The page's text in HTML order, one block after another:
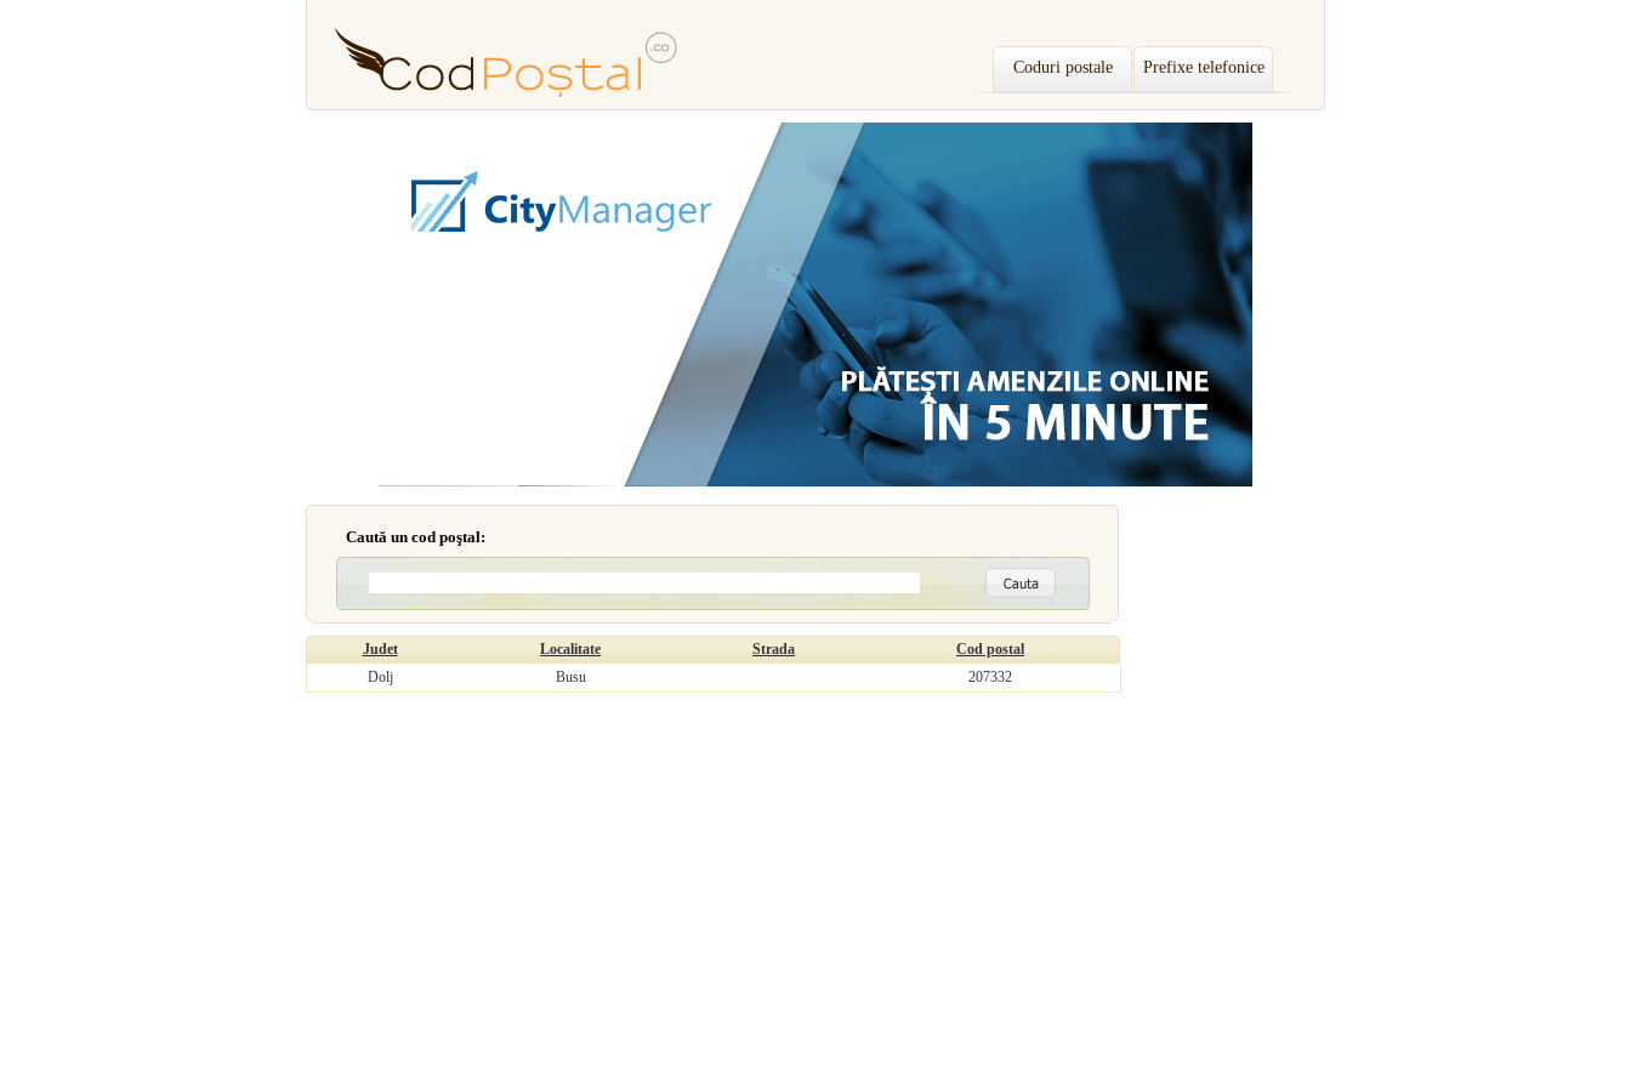
Coduri postale Prefixe telefonice
Caută un cod poştal:
Judet Localitate Strada
Cod postal
Dolj
Busu 207332